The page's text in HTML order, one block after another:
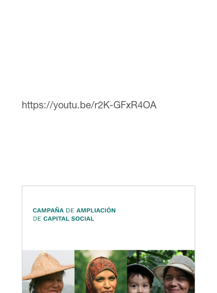
https://youtu.be/r2K-GFxR4OA